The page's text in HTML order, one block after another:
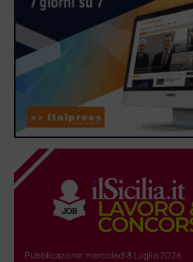
Pubblicazione: mercoledì 8 Luglio 2026